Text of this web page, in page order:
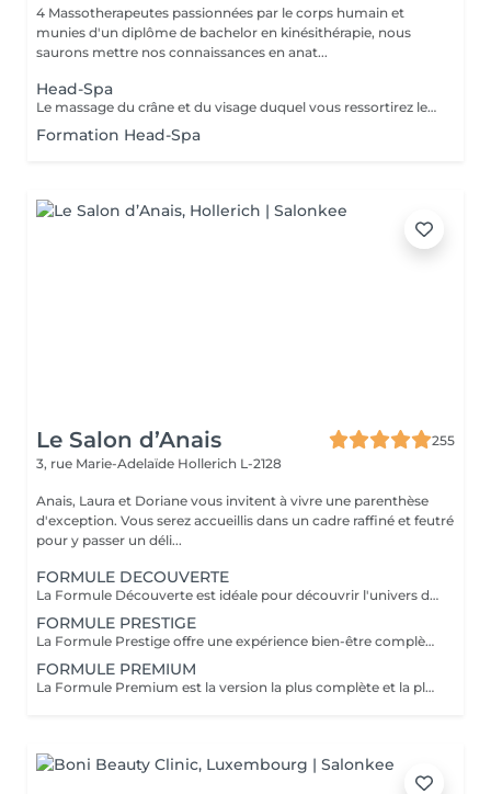
4 Massotherapeutes passionnées par le corps humain et
munies d'un diplôme de bachelor en kinésithérapie, nous
saurons mettre nos connaissances en anat...
Head-Spa
Le massage du crâne et du visage duquel vous ressortirez les cheveux propres. Association de l'utilisation du massage, de l'eau et de la vapeur afin de vous garantir une séance vraiment relaxante. Utilisation de l'huile essentielle adaptée à votre cuir chevelu après analyse. Contre-indications : Extentions, tissages et tresses plaquées. Attendre 72h après une coloration. Accord médical nécéssaire en cas de chimiothérapie/rémission. Merci de nous informer en cas de grossesse ou allaitement afin d'adapter les produits utilisés.
Formation Head-Spa
Le Salon d’Anais
255
3, rue Marie-Adelaïde Hollerich L-2128
Anais, Laura et Doriane vous invitent à vivre une parenthèse
d'exception. Vous serez accueillis dans un cadre raffiné et feutré
pour y passer un déli...
FORMULE DECOUVERTE
La Formule Découverte est idéale pour découvrir l'univers du Head Spa et s'offrir un véritable moment de détente. Ce soin associe massage crânien par acupression, diffusion d'eau sous arche et ambiance sensorielle apaisante pour libérer les tensions et favoriser le lâcher-prise. Le cuir chevelu est revitalisé, l'esprit apaisé et les cheveux retrouvent douceur et légèreté. Le séchage des cheveux est inclus à la fin de la prestation. Parfaite pour une première expérience relaxante.
FORMULE PRESTIGE
La Formule Prestige offre une expérience bien-être complète, alliant soin du cuir chevelu, détente capillaire et soin du visage. Grâce à des techniques manuelles ciblées et à une atmosphère enveloppante, cette formule procure une relaxation profonde tout en sublimant la peau et les cheveux. Elle permet de relâcher les tensions, d'améliorer la circulation et de retrouver une sensation d'équilibre et d'harmonie. Le séchage des cheveux est inclus. Idéale pour s'accorder un moment de bien-être global.
FORMULE PREMIUM
La Formule Premium est la version la plus complète et la plus exclusive de l'expérience Head Spa. Elle reprend tous les bienfaits de la Formule Prestige, avec un soin visage complet, un soin capillaire approfondi et une relaxation globale, tout en y ajoutant un gommage du cuir chevelu, une diffusion de vapeur et un massage spécifique réalisé pendant le temps de pause. La vapeur permet d'optimiser l'efficacité des soins, de détendre les muscles en profondeur et de renforcer les bienfaits du massage crânien. Chaque étape est pensée pour offrir un moment d'exception, alliant performance, confort et lâcher-prise total. Le séchage des cheveux est inclus. Recommandée pour vivre l'expérience Head Spa dans sa version la plus luxueuse.